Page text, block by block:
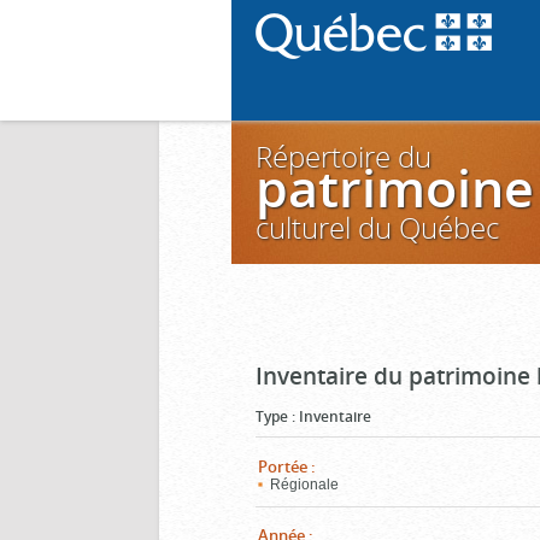
Répertoire du
patrimoine
culturel du Québec
Inventaire du patrimoine
Type : Inventaire
Portée :
Régionale